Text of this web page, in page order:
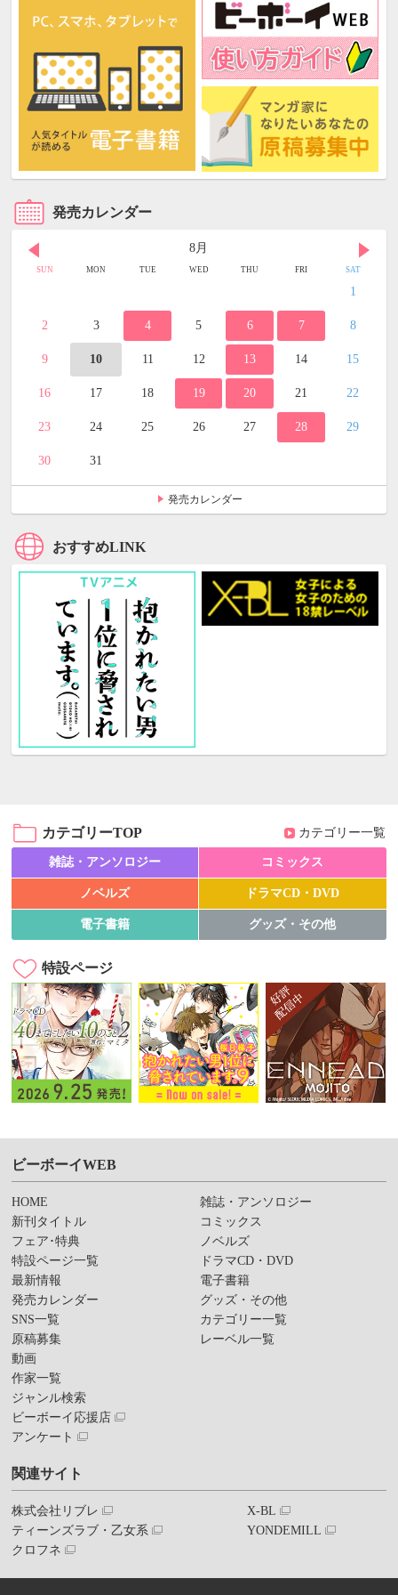
発売カレンダー
8月
SUN MON TUE WED THU FRI SAT
1
2 3 4 5 6 7 8
9 10 11 12 13 14 15
16 17 18 19 20 21 22
23 24 25 26 27 28 29
30 31
発売カレンダー
おすすめLINK
カテゴリーTOP カテゴリー一覧
雑誌・アンソロジー コミックス
ノベルズ ドラマCD・DVD
電子書籍 グッズ・その他
特設ページ
ビーボーイWEB
HOME
新刊タイトル
フェア･特典
特設ページ一覧
最新情報
発売カレンダー
SNS一覧
原稿募集
動画
作家一覧
ジャンル検索
ビーボーイ応援店
アンケート
雑誌・アンソロジー
コミックス
ノベルズ
ドラマCD・DVD
電子書籍
グッズ・その他
カテゴリー一覧
レーベル一覧
関連サイト
株式会社リブレ
ティーンズラブ・乙女系
クロフネ
X-BL
YONDEMILL